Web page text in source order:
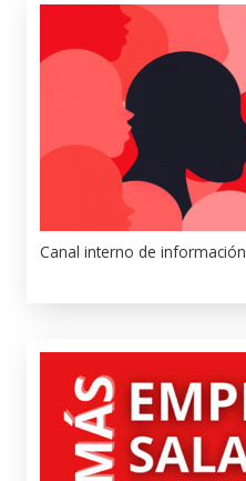
Canal interno de información